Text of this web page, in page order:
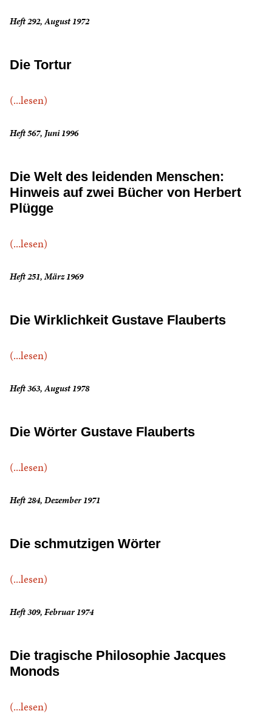
Heft 292, August 1972
Die Tortur
(...lesen)
Heft 567, Juni 1996
Die Welt des leidenden Menschen:
Hinweis auf zwei Bücher von Herbert
Plügge
(...lesen)
Heft 251, März 1969
Die Wirklichkeit Gustave Flauberts
(...lesen)
Heft 363, August 1978
Die Wörter Gustave Flauberts
(...lesen)
Heft 284, Dezember 1971
Die schmutzigen Wörter
(...lesen)
Heft 309, Februar 1974
Die tragische Philosophie Jacques
Monods
(...lesen)